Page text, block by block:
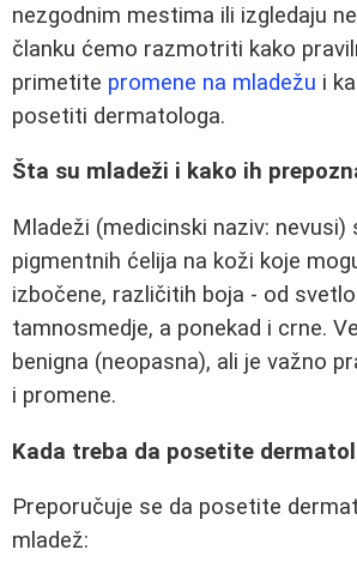
nezgodnim mestima ili izgledaju
članku ćemo razmotriti kako
primetite promene na mladežu i
posetiti dermatologa.
Šta su mladeži i kako ih
Mladeži (medicinski naziv: nevusi)
pigmentnih ćelija na koži koje
izbočene, različitih boja - od
tamnosmedje, a ponekad i crne.
benigna (neopasna), ali je važno
i promene.
Kada treba da posetite
Preporučuje se da posetite
mladež: